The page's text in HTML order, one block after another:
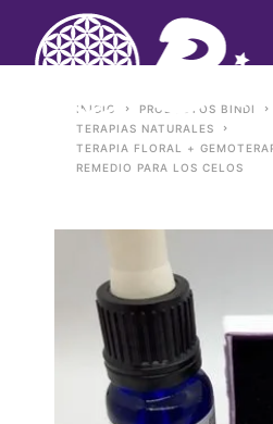
INICIO
PRODUCTOS BINDI
TERAPIAS NATURALES
TERAPIA FLORAL +
REMEDIO PARA LOS CELOS